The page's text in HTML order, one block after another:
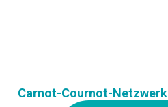
Carnot-Cournot-Netzwerk